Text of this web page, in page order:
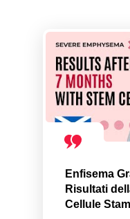
Enfisema
Risultati
Cellule